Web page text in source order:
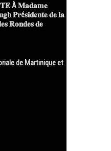
À 𝐌𝐚𝐝𝐚𝐦𝐞
𝐏𝐫é𝐬𝐢𝐝𝐞𝐧𝐭𝐞 𝐝𝐞 𝐥𝐚
𝐑𝐨𝐧𝐝𝐞𝐬 𝐝𝐞
de Martinique et